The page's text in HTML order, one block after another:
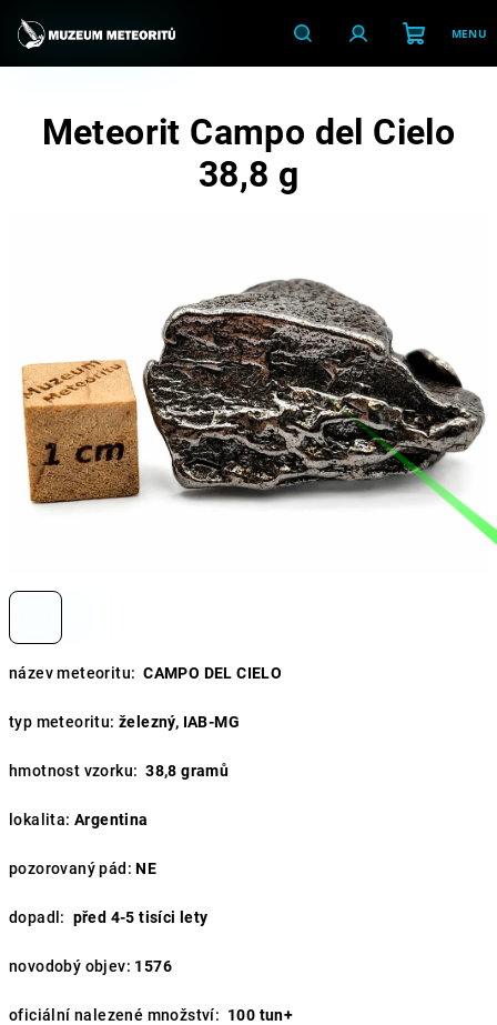
obsah
HledatPřihlášeníNákupní
košík
název meteoritu: CAMPO DEL CIELO
typ meteoritu: železný, IAB-MG
hmotnost vzorku: 38,8 gramů
lokalita: Argentina
pozorovaný pád:NE
dopadl: před 4-5 tisíci lety
novodobý objev: 1576
oficiální nalezené množství: 100 tun+
Meteorit Campo del Cielo
38,8 g